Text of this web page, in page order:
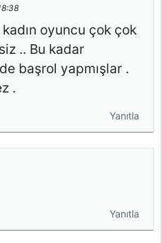
oyuncu çok çok
.. Bu kadar
başrol yapmışlar .
.
Yanıtla
Yanıtla